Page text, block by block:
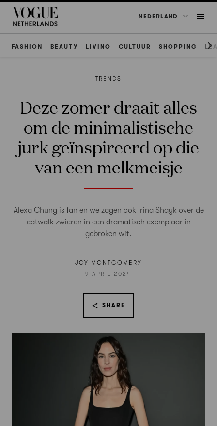
NEDERLAND
FASHION BEAUTY LIVING CULTUUR SHOPPING
TRENDS
Deze zomer draait alles
om de minimalistische
jurk geïnspireerd op die
van een melkmeisje
Alexa Chung is fan en we zagen ook Irina Shayk over de
catwalk zwieren in een dramatisch exemplaar in
gebroken wit.
JOY MONTGOMERY
9 APRIL 2024
SHARE